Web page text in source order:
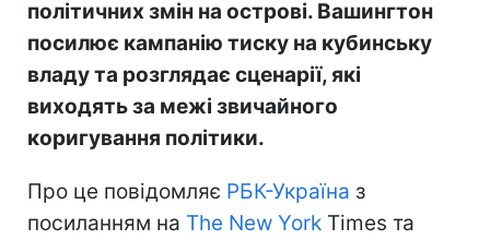
політичних змін на острові. Вашингтон
посилює кампанію тиску на кубинську
владу та розглядає сценарії, які
виходять за межі звичайного
коригування політики.
Про це повідомляє РБК-Україна з
посиланням на The New York Times та